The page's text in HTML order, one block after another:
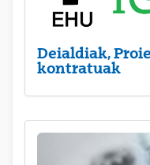
Deialdiak,
kontratuak